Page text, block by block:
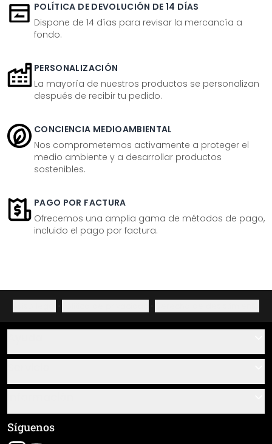
POLÍTICA DE DEVOLUCIÓN DE 14 DÍAS
Dispone de 14 días para revisar la mercancía a
fondo.
PERSONALIZACIÓN
La mayoría de nuestros productos se personalizan
después de recibir tu pedido.
CONCIENCIA MEDIOAMBIENTAL
Nos comprometemos activamente a proteger el
medio ambiente y a desarrollar productos
sostenibles.
PAGO POR FACTURA
Ofrecemos una amplia gama de métodos de pago,
incluido el pago por factura.
· ·
Sobre nosotros
Resumen de materiales
Seguimiento de envío
Términos y condiciones generales (CGC)
Síguenos